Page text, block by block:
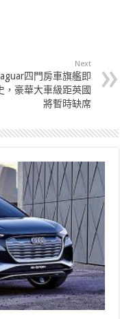
Next
四門房車旗艦即
，豪華大車級距英國
將暫時缺席